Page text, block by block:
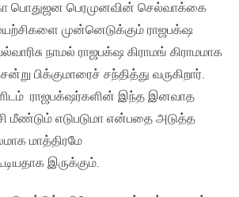
பொதுஜன பெரமுனவின் செல்வாக்கை
முன்னெடுக்கும் ராஜபக்‌ஷ
நாமல் ராஜபக்‌ஷ கிராமங் கிராமமாக
பிக்குமாரைச் சந்தித்து வருகிறார்.
ராஜபக்‌ஷர்களின் இந்த இனவாத
மீண்டும் எடுபடுமா என்பதை அடுத்த
மாத்திரமே
இருக்கும்.